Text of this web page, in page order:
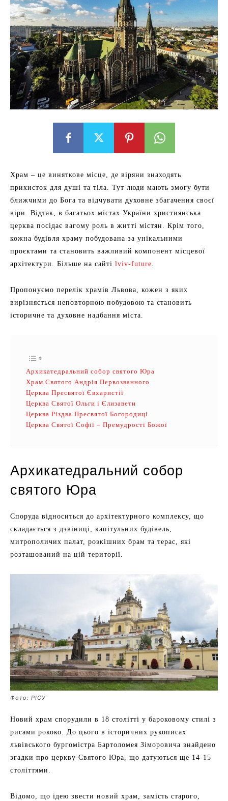
Храм – це виняткове місце, де віряни знаходять
прихисток для душі та тіла. Тут люди мають змогу бути
ближчими до Бога та відчувати духовне збагачення своєї
віри. Відтак, в багатьох містах України християнська
церква посідає вагому роль в житті містян. Крім того,
кожна будівля храму побудована за унікальними
проєктами та становить важливий компонент місцевої
архітектури. Більше на сайті lviv-future.
Пропонуємо перелік храмів Львова, кожен з яких
вирізняється неповторною побудовою та становить
історичне та духовне надбання міста.
Архикатедральний собор святого Юра
Храм Святого Андрія Первозванного
Церква Пресвятої Євхаристії
Церква Святої Ольги і Єлизавети
Церква Різдва Пресвятої Богородиці
Церква Святої Софії – Премудрості Божої
Архикатедральний собор
святого Юра
Споруда відноситься до архітектурного комплексу, що
складається з дзвіниці, капітульних будівель,
митрополичих палат, розкішних брам та терас, які
розташований на цій території.
Фото: РІСУ
Новий храм спорудили в 18 столітті у бароковому стилі з
рисами рококо. До цього в історичних рукописах
львівського бургомістра Бартоломея Зіморовича знайдено
згадки про церкву Святого Юра, що датуються ще 14-15
століттями.
Відомо, що ідею звести новий храм, замість старого,